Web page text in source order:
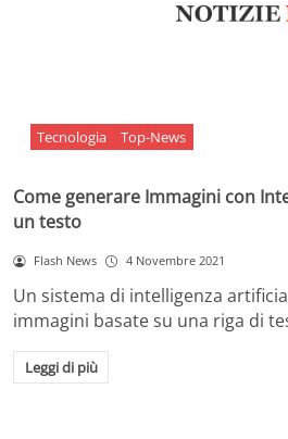
Tecnologia Top-News
Come generare Immagini con
un testo
Flash News 4 Novembre 2021
Un sistema di intelligenza
immagini basate su una riga di
Leggi di più